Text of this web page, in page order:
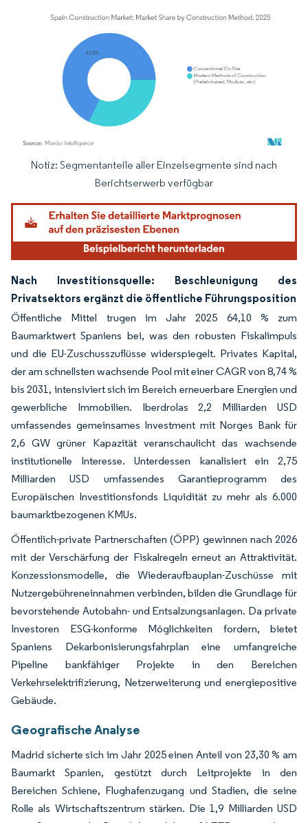
Bild © Mordor Intelligence. Wiederverwendung erfordert Namensnennung
Notiz: Segmentanteile aller Einzelsegmente sind nach
Berichtserwerb verfügbar
Nach Investitionsquelle: Beschleunigung des
Privatsektors ergänzt die öffentliche Führungsposition
Öffentliche Mittel trugen im Jahr 2025 64,10 % zum
Baumarktwert Spaniens bei, was den robusten Fiskalimpuls
und die EU-Zuschusszuflüsse widerspiegelt. Privates Kapital,
der am schnellsten wachsende Pool mit einer CAGR von 8,74 %
bis 2031, intensiviert sich im Bereich erneuerbare Energien und
gewerbliche Immobilien. Iberdrolas 2,2 Milliarden USD
umfassendes gemeinsames Investment mit Norges Bank für
2,6 GW grüner Kapazität veranschaulicht das wachsende
institutionelle Interesse. Unterdessen kanalisiert ein 2,75
Milliarden USD umfassendes Garantieprogramm des
Europäischen Investitionsfonds Liquidität zu mehr als 6.000
baumarktbezogenen KMUs.
Öffentlich-private Partnerschaften (ÖPP) gewinnen nach 2026
mit der Verschärfung der Fiskalregeln erneut an Attraktivität.
Konzessionsmodelle, die Wiederaufbauplan-Zuschüsse mit
Nutzergebühreneinnahmen verbinden, bilden die Grundlage für
bevorstehende Autobahn- und Entsalzungsanlagen. Da private
Investoren ESG-konforme Möglichkeiten fordern, bietet
Spaniens Dekarbonisierungsfahrplan eine umfangreiche
Pipeline bankfähiger Projekte in den Bereichen
Verkehrselektrifizierung, Netzerweiterung und energiepositive
Gebäude.
Geografische Analyse
Madrid sicherte sich im Jahr 2025 einen Anteil von 23,30 % am
Baumarkt Spanien, gestützt durch Leitprojekte in den
Bereichen Schiene, Flughafenzugang und Stadien, die seine
Rolle als Wirtschaftszentrum stärken. Die 1,9 Milliarden USD